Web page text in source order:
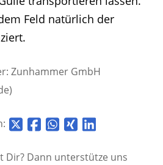
Feld natürlich der
Zunhammer GmbH
Dir? Dann unterstütze uns